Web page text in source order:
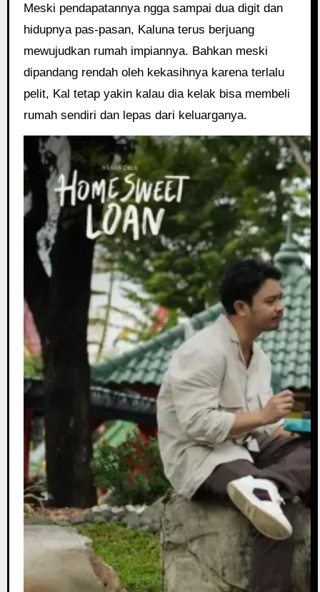
Meski pendapatannya ngga sampai dua digit dan
hidupnya pas-pasan, Kaluna terus berjuang
mewujudkan rumah impiannya. Bahkan meski
dipandang rendah oleh kekasihnya karena terlalu
pelit, Kal tetap yakin kalau dia kelak bisa membeli
rumah sendiri dan lepas dari keluarganya.